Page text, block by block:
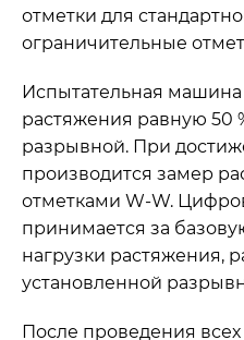
отметки для
ограничительные
Испытательная машина
растяжения равную 50
разрывной. При
производится замер
отметками W-W.
принимается за
нагрузки растяжения,
установленной
После проведения